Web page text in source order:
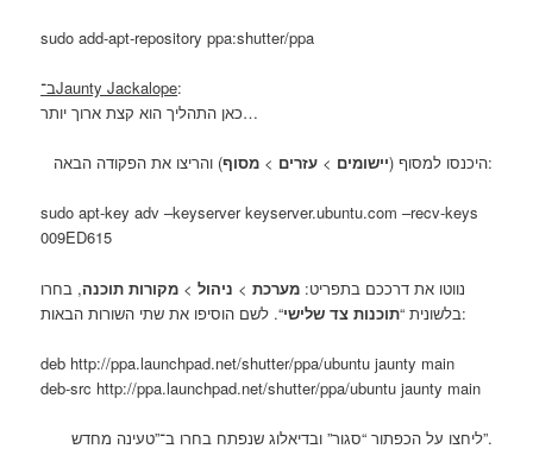
sudo add-apt-repository ppa:shutter/ppa
ב־Jaunty Jackalope:
כאן התהליך הוא קצת ארוך יותר…
היכנסו למסוף (יישומים >עזרים >מסוף ) והריצו את הפקודה הבאה:
sudo apt-key adv –keyserver keyserver.ubuntu.com –recv-keys
009ED615
נווטו את דרככם בתפריט: מערכת> ניהול> מקורות תוכנה, בחרו
בלשונית “תוכנות צד שלישי “. לשם הוסיפו את שתי השורות הבאות:
deb http://ppa.launchpad.net/shutter/ppa/ubuntu jaunty main
deb-src http://ppa.launchpad.net/shutter/ppa/ubuntu jaunty main
ליחצו על הכפתור “סגור” ובדיאלוג שנפתח בחרו ב־”טעינה מחדש”.